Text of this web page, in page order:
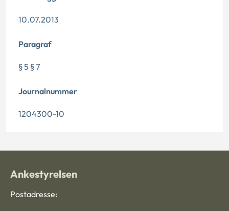
10.07.2013
Paragraf
§ 5 § 7
Journalnummer
1204300-10
Ankestyrelsen
Postadresse: